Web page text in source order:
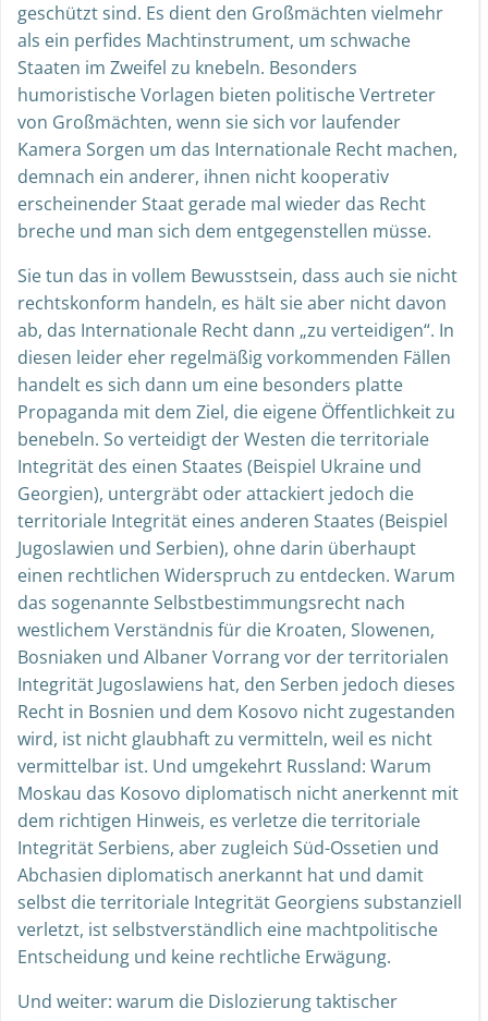
geschützt sind. Es dient den Großmächten vielmehr
als ein perfides Machtinstrument, um schwache
Staaten im Zweifel zu knebeln. Besonders
humoristische Vorlagen bieten politische Vertreter
von Großmächten, wenn sie sich vor laufender
Kamera Sorgen um das Internationale Recht machen,
demnach ein anderer, ihnen nicht kooperativ
erscheinender Staat gerade mal wieder das Recht
breche und man sich dem entgegenstellen müsse.
Sie tun das in vollem Bewusstsein, dass auch sie nicht
rechtskonform handeln, es hält sie aber nicht davon
ab, das Internationale Recht dann „zu verteidigen“. In
diesen leider eher regelmäßig vorkommenden Fällen
handelt es sich dann um eine besonders platte
Propaganda mit dem Ziel, die eigene Öffentlichkeit zu
benebeln. So verteidigt der Westen die territoriale
Integrität des einen Staates (Beispiel Ukraine und
Georgien), untergräbt oder attackiert jedoch die
territoriale Integrität eines anderen Staates (Beispiel
Jugoslawien und Serbien), ohne darin überhaupt
einen rechtlichen Widerspruch zu entdecken. Warum
das sogenannte Selbstbestimmungsrecht nach
westlichem Verständnis für die Kroaten, Slowenen,
Bosniaken und Albaner Vorrang vor der territorialen
Integrität Jugoslawiens hat, den Serben jedoch dieses
Recht in Bosnien und dem Kosovo nicht zugestanden
wird, ist nicht glaubhaft zu vermitteln, weil es nicht
vermittelbar ist. Und umgekehrt Russland: Warum
Moskau das Kosovo diplomatisch nicht anerkennt mit
dem richtigen Hinweis, es verletze die territoriale
Integrität Serbiens, aber zugleich Süd-Ossetien und
Abchasien diplomatisch anerkannt hat und damit
selbst die territoriale Integrität Georgiens substanziell
verletzt, ist selbstverständlich eine machtpolitische
Entscheidung und keine rechtliche Erwägung.
Und weiter: warum die Dislozierung taktischer